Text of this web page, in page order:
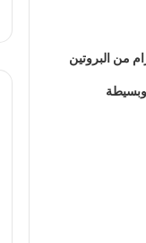
تناول 200 جرام من البروتين